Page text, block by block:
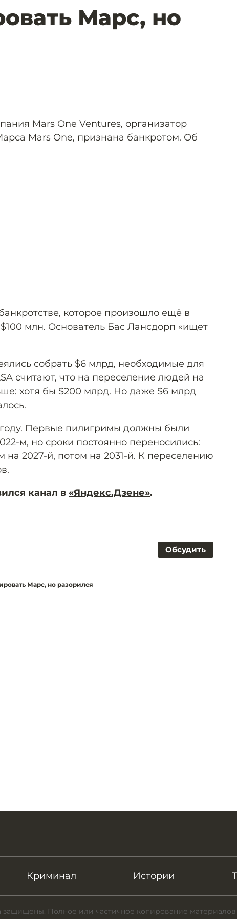
Марс, но
Mars One Ventures, организатор
Mars One, признана банкротом. Об
которое произошло ещё в
млн. Основатель Бас Лансдорп «ищет
собрать $6 млрд, необходимые для
считают, что на переселение людей на
хотя бы $200 млрд. Но даже $6 млрд
году. Первые пилигримы должны были
м, но сроки постоянно переносились:
на 2027-й, потом на 2031-й. К переселению
канал в «Яндекс.Дзене».
Обсудить
Марс, но разорился
Криминал Истории
защищены. Полное или частичное копирование материалов